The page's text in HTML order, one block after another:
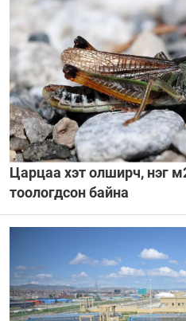
Царцаа хэт олширч, нэг
тоологдсон байна